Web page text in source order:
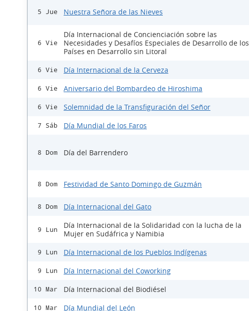
5 Jue Nuestra Señora de las Nieves
6 Vie
Día Internacional de Concienciación sobre las
Necesidades y Desafíos Especiales de Desarrollo de los
Países en Desarrollo sin Litoral
6 Vie Día Internacional de la Cerveza
6 Vie Aniversario del Bombardeo de Hiroshima
6 Vie Solemnidad de la Transfiguración del Señor
7 Sáb Día Mundial de los Faros
8 Dom Día del Barrendero
8 Dom Festividad de Santo Domingo de Guzmán
8 Dom Día Internacional del Gato
9 Lun
Día Internacional de la Solidaridad con la lucha de la
Mujer en Sudáfrica y Namibia
9 Lun Día Internacional de los Pueblos Indígenas
9 Lun Día Internacional del Coworking
10 Mar Día Internacional del Biodiésel
10 Mar Día Mundial del León